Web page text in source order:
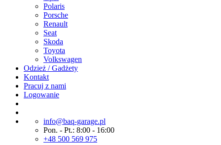
Polaris
Porsche
Renault
Seat
Skoda
Toyota
Volkswagen
Odzież / Gadżety
Kontakt
Pracuj z nami
Logowanie
info@baq-garage.pl
Pon. - Pt.: 8:00 - 16:00
+48 500 569 975